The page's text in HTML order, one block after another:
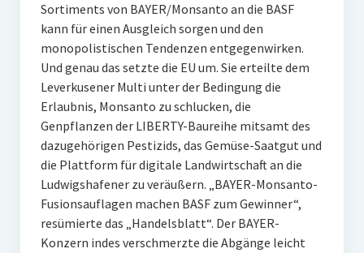
Sortiments von BAYER/Monsanto an die BASF
kann für einen Ausgleich sorgen und den
monopolistischen Tendenzen entgegenwirken.
Und genau das setzte die EU um. Sie erteilte dem
Leverkusener Multi unter der Bedingung die
Erlaubnis, Monsanto zu schlucken, die
Genpflanzen der LIBERTY-Baureihe mitsamt des
dazugehörigen Pestizids, das Gemüse-Saatgut und
die Plattform für digitale Landwirtschaft an die
Ludwigshafener zu veräußern. „BAYER-Monsanto-
Fusionsauflagen machen BASF zum Gewinner“,
resümierte das „Handelsblatt“. Der BAYER-
Konzern indes verschmerzte die Abgänge leicht